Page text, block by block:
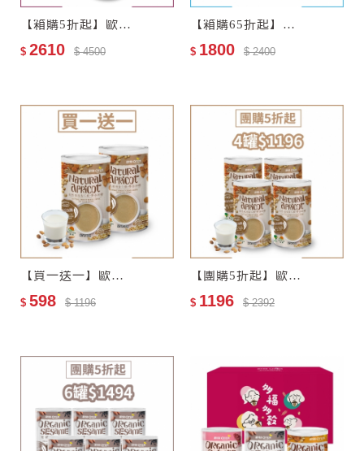
【箱購5折起】歐特有機黑棗乾18包–效期至2027-11-13
$ 2610 $ 4500
【箱購65折起】歐特有機十穀麥片12包–效期至2028-01-05
$ 1800 $ 2400
【買一送一】歐特自然栽培杏仁飲–零添加糖
$ 598 $ 1196
【團購5折起】歐特自然栽培杏仁飲–零添加糖4罐
$ 1196 $ 2392